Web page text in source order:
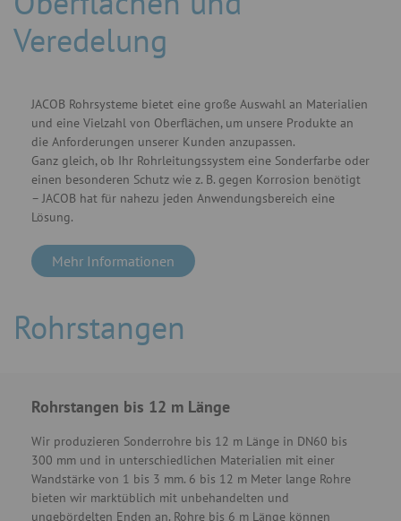
Veredelung
JACOB Rohrsysteme bietet eine große Auswahl an Materialien
und eine Vielzahl von Oberflächen, um unsere Produkte an
die Anforderungen unserer Kunden anzupassen.
Ganz gleich, ob Ihr Rohrleitungssystem eine Sonderfarbe oder
einen besonderen Schutz wie z. B. gegen Korrosion benötigt
– JACOB hat für nahezu jeden Anwendungsbereich eine
Lösung.
Mehr Informationen
Rohrstangen
Rohrstangen bis 12 m Länge
Wir produzieren Sonderrohre bis 12 m Länge in DN60 bis
300 mm und in unterschiedlichen Materialien mit einer
Wandstärke von 1 bis 3 mm. 6 bis 12 m Meter lange Rohre
bieten wir marktüblich mit unbehandelten und
ungebördelten Enden an. Rohre bis 6 m Länge können